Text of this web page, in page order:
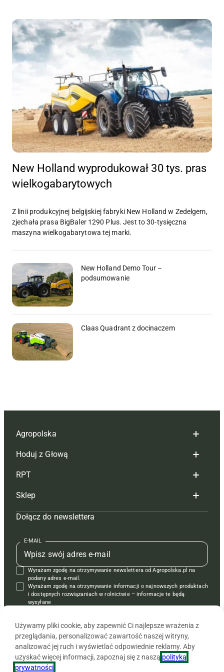
New Holland wyprodukował 30 tys. pras
wielkogabarytowych
Z linii produkcyjnej belgijskiej fabryki New Holland w Zedelgem,
zjechała prasa BigBaler 1290 Plus. Jest to 30-tysięczna
maszyna wielkogabarytowa tej marki.
New Holland Demo Tour –
podsumowanie
Claas Quadrant z docinaczem
Agropolska
Redakcja
Reklama
Tagi
Mapa serwisu
Kontakt
Regulamin
Polityka prywatności
Hoduj z Głową
Hoduj z głową bydło
Hoduj z głową świnie
Prenumerata
Redakcja
Kontakt
Reklama
RPT
Redakcja
Prenumerata
Reklama
Kontakt
Krzyżówki
Sklep
Czasopisma i prenumerata
Książki
Regulamin
Dołącz do newslettera
E-MAIL
Wyrażam zgodę na otrzymywanie newslettera od Agropolska.pl na
podany adres e-mail.
Wyrażam zgodę na otrzymywanie informacji o najnowszych produktach
i dostępnych rozwiązaniach w rolnictwie – informacje te będą
wysyłane
Używamy pliki cookie, aby zapewnić Ci najlepsze wrażenia z
przeglądania, personalizować zawartość naszej witryny,
analizować jej ruch i wyświetlać odpowiednie reklamy. Aby
uzyskać więcej informacji, zapoznaj się z naszą polityką
prywatności